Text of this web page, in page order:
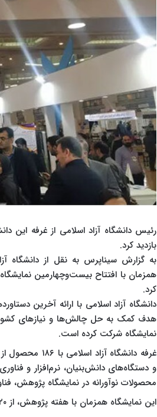
رئیس دانشگاه آزاد اسلامی از غرفه این
بازدید کرد.
به گزارش سیناپرس به نقل از دانشگاه
همزمان با افتتاح بیست‌وچهارمین
کرد.
دانشگاه آزاد اسلامی با ارائه آخرین
هدف کمک به حل چالش‌ها و نیازهای کشور
نمایشگاه شرکت کرده است.
غرفه
و دستگاه‌های دانش‌بنیان، نرم‌افزار و
محصولات نوآورانه در نمایشگاه پژوهش،
این نمایشگاه همزمان با هفته پژوهش، از ۲۰ آذر تا ۲۲ آذرماه در مصلای امام خمینی (ره) دایر است.